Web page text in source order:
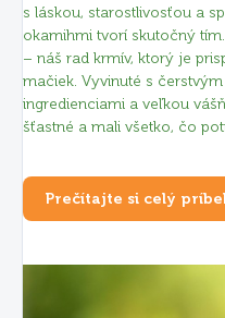
s láskou, starostlivosťou a
okamihmi tvorí skutočný
– náš rad krmív, ktorý je
mačiek. Vyvinuté s
ingredienciami a veľkou
šťastné a mali všetko, čo
Prečítajte si celý